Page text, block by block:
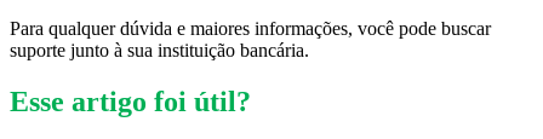
Para qualquer dúvida e maiores informações, você pode buscar
suporte junto à sua instituição bancária.
Esse artigo foi útil?